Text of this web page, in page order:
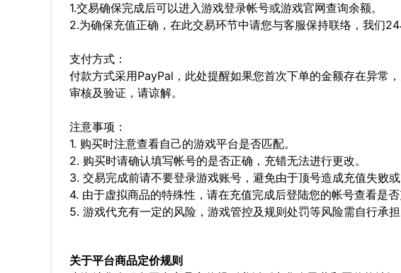
1.交易确保完成后可以进入游戏登录帐号或游戏官网查询余额。
2.为确保充值正确，在此交易环节中请您与客服保持联络，我们24
支付方式：
付款方式采用PayPal，此处提醒如果您首次下单的金额存在异常
审核及验证，请谅解。
注意事项：
1. 购买时注意查看自己的游戏平台是否匹配。
2. 购买时请确认填写帐号的是否正确，充错无法进行更改。
3. 交易完成前请不要登录游戏账号，避免由于顶号造成充值失败或
4. 由于虚拟商品的特殊性，请在充值完成后登陆您的帐号查看是
5. 游戏代充有一定的风险，游戏管控及规则处罚等风险需自行承担
关于平台商品定价规则